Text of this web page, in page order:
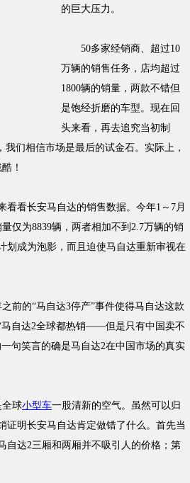
的巨大压力。
50多家经销商、超过10
万辆的销售任务，店均超过
1800辆的销量，两款不错但
是饱经折磨的车型。现在回
头来看，再去追究当初制
们相信市场是最后的试金石。实际上，
！
看长安马自达的销售数据。今年1～7月
仅为8839辆，两者相加不到2.7万辆的销
划成为泡影，而且迫使马自达重新审视在
的“马自达3停产”事件使得马自达这款
马自达2全球都热销——但是只有中国卖不
句笑言的确是马自达2在中国市场的真实
球小型车一股清新的空气。虽然可以归
证明长安马自达肯定做错了什么。首先当
自达2三厢和两厢并不吸引人的价格；第